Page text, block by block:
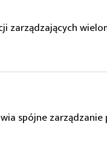
zarządzających
spójne